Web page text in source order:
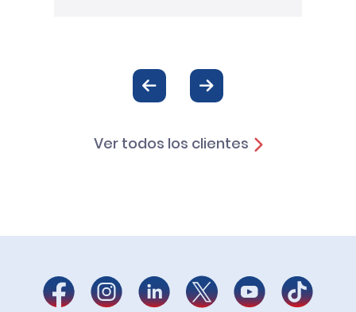
Ver todos los clientes